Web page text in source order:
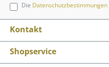
Die Datenschutzbestimmungen
Kontakt
Shopservice